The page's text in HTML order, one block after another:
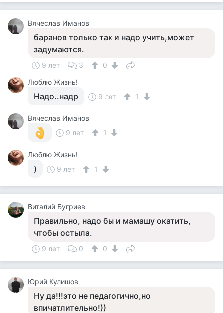
Вячеслав Иманов
баранов только так и надо учить,может
задумаются.
9 лет 3
0
Люблю Жизнь!
Надо..надр 9 лет 1
Вячеслав Иманов
9 лет
1
Люблю Жизнь!
) 9 лет 1
Виталий Бугриев
Правильно, надо бы и мамашу окатить,
чтобы остыла.
9 лет 0 0
Юрий Кулишов
Ну да!!!это не педагогично,но
впичатлительно!))